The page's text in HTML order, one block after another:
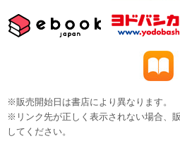
※販売開始日は書店により異なります。
※リンク先が正しく表示されない場合、
してください。